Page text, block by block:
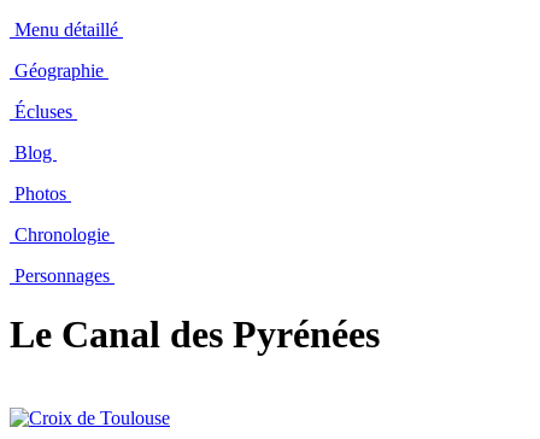
Menu détaillé
Géographie
Écluses
Blog
Photos
Chronologie
Personnages
Le Canal des Pyrénées